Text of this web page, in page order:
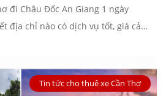
đi Châu Đốc An Giang 1 ngày
địa chỉ nào có dịch vụ tốt, giá cả
Tin tức cho thuê xe Cần Thơ